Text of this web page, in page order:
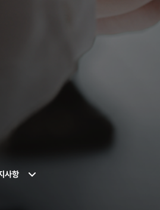
사항